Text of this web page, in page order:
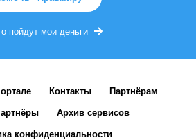
пойдут мои деньги
Контакты Партнёрам
Архив сервисов
конфиденциальности